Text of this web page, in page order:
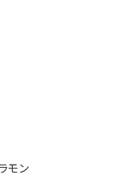
モン